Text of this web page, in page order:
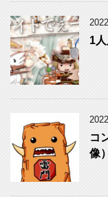
1
コ
像）